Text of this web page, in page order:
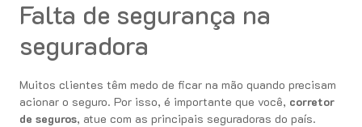
Falta de segurança na
seguradora
Muitos clientes têm medo de ficar na mão quando precisam
acionar o seguro. Por isso, é importante que você, corretor
de seguros, atue com as principais seguradoras do país.